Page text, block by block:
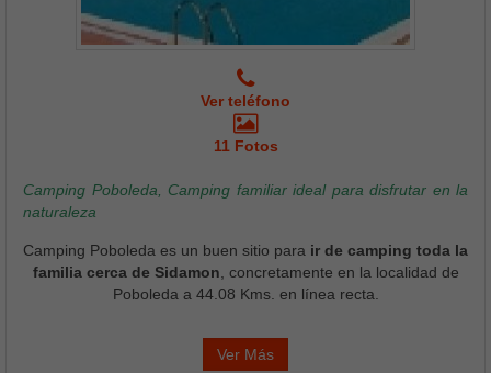
Ver teléfono
11 Fotos
Camping Poboleda, Camping familiar ideal para disfrutar en la
naturaleza
Camping Poboleda es un buen sitio para ir de camping toda la
familia cerca de Sidamon , concretamente en la localidad de
Poboleda a 44.08 Kms. en línea recta.
Ver Más